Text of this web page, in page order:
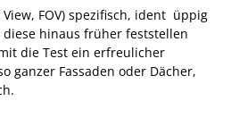
FOV) spezifisch, ident üppig
hinaus früher feststellen
die Test ein erfreulicher
ganzer Fassaden oder Dächer,